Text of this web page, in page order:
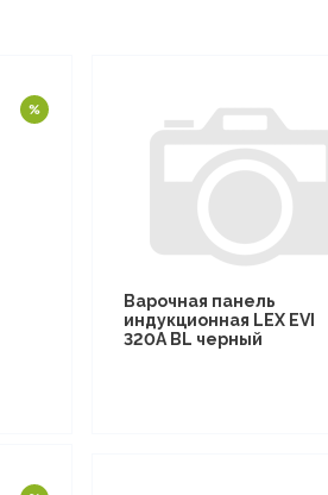
Варочная панель
индукционная LEX EVI
320A BL черный